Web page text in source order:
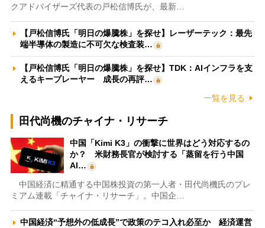
クアドバイザーズ代表の戸松信博氏が、最新…
【戸松信博氏「明日の爆騰株」を探せ】レーザーテック：最先
端半導体の製造に不可欠な検査装…
【戸松信博氏「明日の爆騰株」を探せ】TDK：AIインフラを支
えるキープレーヤー 成長の再評…
一覧を見る
田代尚機のチャイナ・リサーチ
中国「Kimi K3」の衝撃に世界はどう対応するの
か？ 米財務長官が検討する「蒸留を行う中国
AI…
中国経済に精通する中国株投資の第一人者・田代尚機氏のプレ
ミアム連載「チャイナ・リサーチ」。中国企…
中国経済“予想外の低成長”で政策のテコ入れ必至か 経済運営